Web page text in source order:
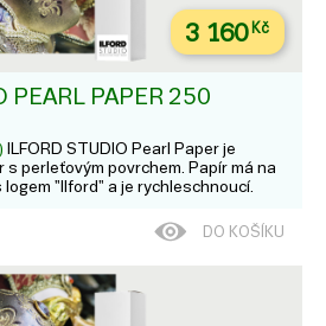
3 160Kč
PEARL PAPER 250
ILFORD STUDIO Pearl Paper je
perleťovým povrchem. Papír má na
"Ilford" a je rychleschnoucí.
DO KOŠÍKU